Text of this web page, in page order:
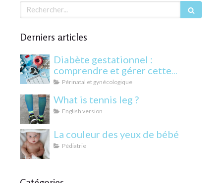
Rechercher
Derniers articles
Diabète gestationnel :
comprendre et gérer cette
condition pendant la grossesse
Périnatal et gynécologique
What is tennis leg ?
English version
La couleur des yeux de bébé
Pédiatrie